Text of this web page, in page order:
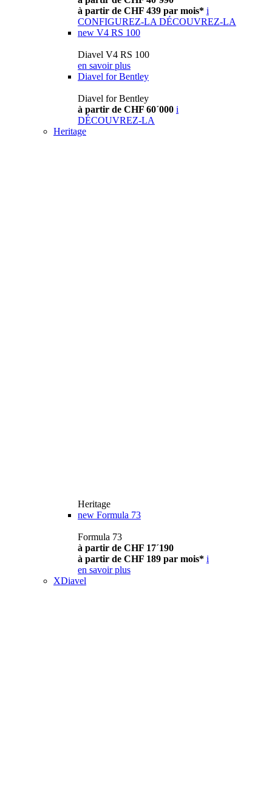
à partir de CHF 439 par mois* i
CONFIGUREZ-LA DÉCOUVREZ-LA
new V4 RS 100
Diavel V4 RS 100
en savoir plus
Diavel for Bentley
Diavel for Bentley
à partir de CHF 60´000 i
DÉCOUVREZ-LA
Heritage
Heritage
new Formula 73
Formula 73
à partir de CHF 17´190
à partir de CHF 189 par mois* i
en savoir plus
XDiavel